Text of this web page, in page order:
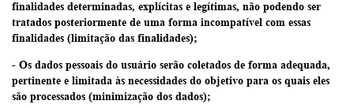
finalidades determinadas, explícitas e legítimas, não podendo ser
tratados posteriormente de uma forma incompatível com essas
finalidades (limitação das finalidades);
- Os dados pessoais do usuário serão coletados de forma adequada,
pertinente e limitada às necessidades do objetivo para os quais eles
são processados (minimização dos dados);